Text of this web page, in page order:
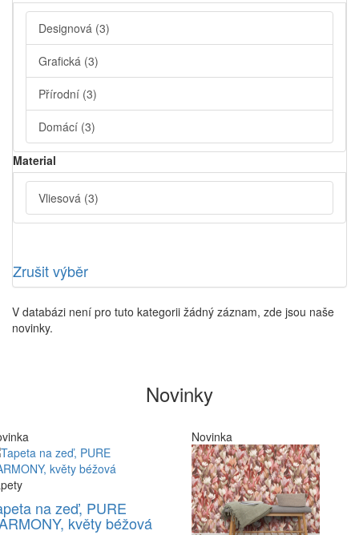
Designová (3)
Grafická (3)
Přírodní (3)
Domácí (3)
Material
Vliesová (3)
Zrušit výběr
V databázi není pro tuto kategorii žádný záznam, zde jsou naše
novinky.
Novinky
na zeď, PURE
květy béžová
Novinka